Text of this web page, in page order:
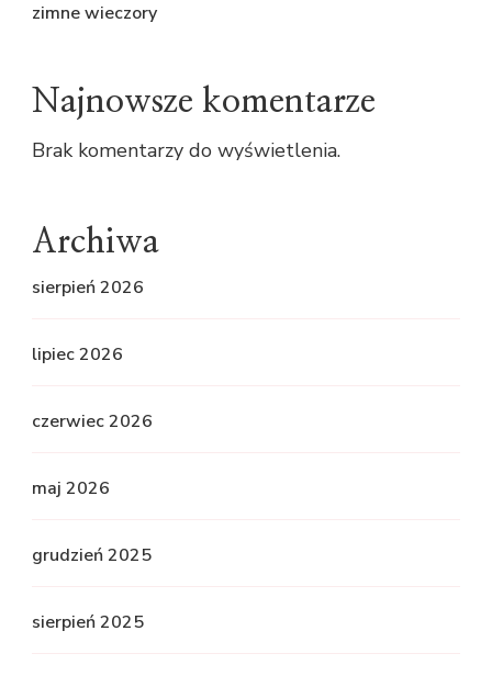
zimne wieczory
Najnowsze komentarze
Brak komentarzy do wyświetlenia.
Archiwa
sierpień 2026
lipiec 2026
czerwiec 2026
maj 2026
grudzień 2025
sierpień 2025